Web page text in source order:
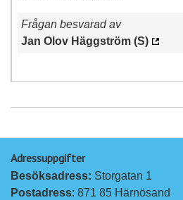
Frågan besvarad av
Jan Olov Häggström (S)
Adressuppgifter
Besöksadress: Storgatan 1
Postadress: 871 85 Härnösand